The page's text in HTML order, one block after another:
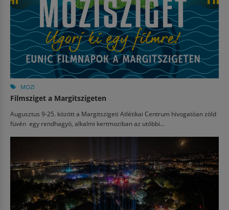
MOZI
Filmsziget a Margitszigeten
Augusztus 9-25. között a Margitszigeti Atlétikai Centrum hívogatóan zöld
füvén egy rendhagyó, alkalmi kertmoziban az utóbbi...